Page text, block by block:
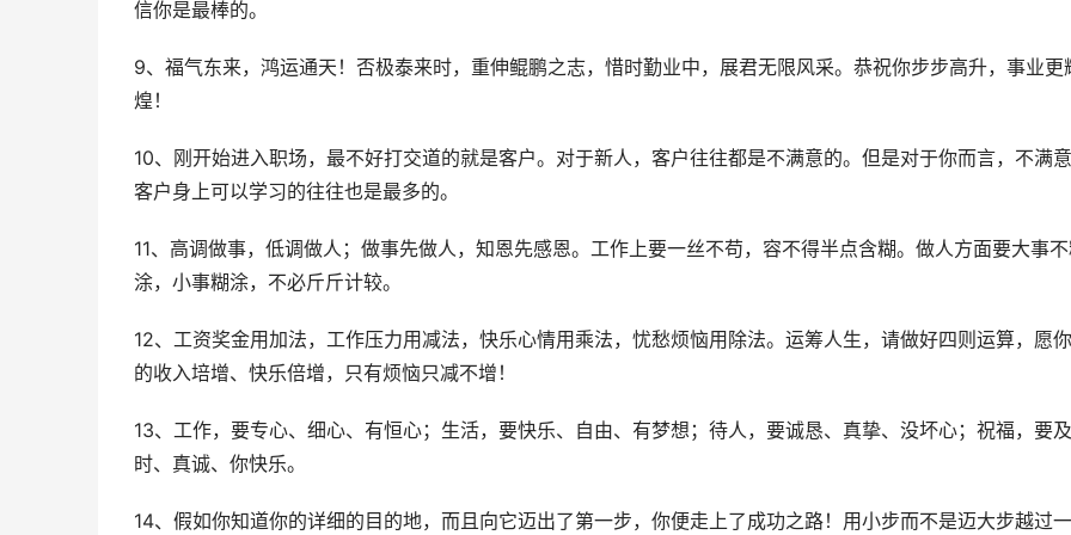
信你是最棒的。
9、福气东来，鸿运通天！否极泰来时，重伸鲲鹏之志，惜时勤业中，展君无限风采。恭祝你步步高升，事业更
煌！
10、刚开始进入职场，最不好打交道的就是客户。对于新人，客户往往都是不满意的。但是对于你而言，不满意
客户身上可以学习的往往也是最多的。
11、高调做事，低调做人；做事先做人，知恩先感恩。工作上要一丝不苟，容不得半点含糊。做人方面要大事不
涂，小事糊涂，不必斤斤计较。
12、工资奖金用加法，工作压力用减法，快乐心情用乘法，忧愁烦恼用除法。运筹人生，请做好四则运算，愿你
的收入培增、快乐倍增，只有烦恼只减不增！
13、工作，要专心、细心、有恒心；生活，要快乐、自由、有梦想；待人，要诚恳、真挚、没坏心；祝福，要及
时、真诚、你快乐。
14、假如你知道你的详细的目的地，而且向它迈出了第一步，你便走上了成功之路！用小步而不是迈大步越过一